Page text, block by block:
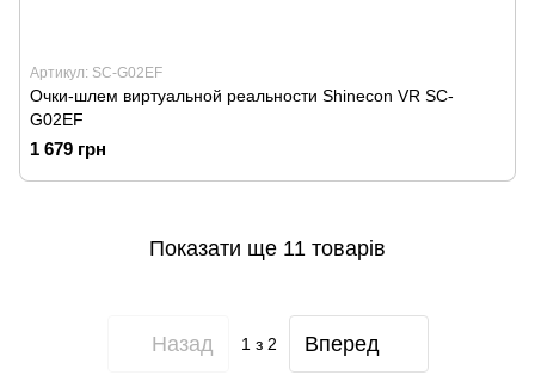
Артикул: SC-G02EF
Очки-шлем виртуальной реальности Shinecon VR SC-
G02EF
1 679 грн
Показати ще 11 товарів
Назад 1 з 2 Вперед